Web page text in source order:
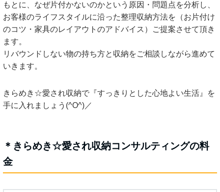
もとに、なぜ片付かないのかという原因・問題点を分析し、
お客様のライフスタイルに沿った整理収納方法を（お片付け
のコツ・家具のレイアウトのアドバイス）ご提案させて頂き
ます。
リバウンドしない物の持ち方と収納をご相談しながら進めて
いきます。
きらめき☆愛され収納で『すっきりとした心地よい生活』を
手に入れましょう(^O^)／
＊きらめき☆愛され収納コンサルティングの料
金